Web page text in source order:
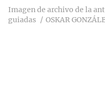
Imagen de archivo de la
guiadas
OSKAR